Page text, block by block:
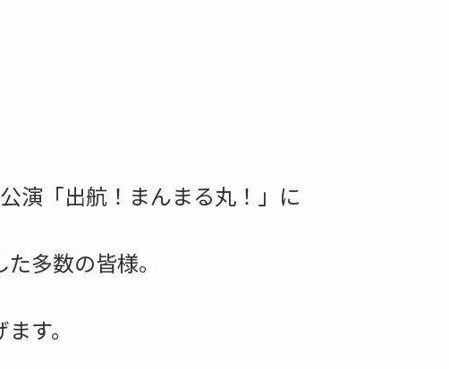
演「出航！まんまる丸！」に
多数の皆様。
す。